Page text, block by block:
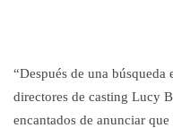
“Después de una
directores de casting Lucy
encantados de anunciar